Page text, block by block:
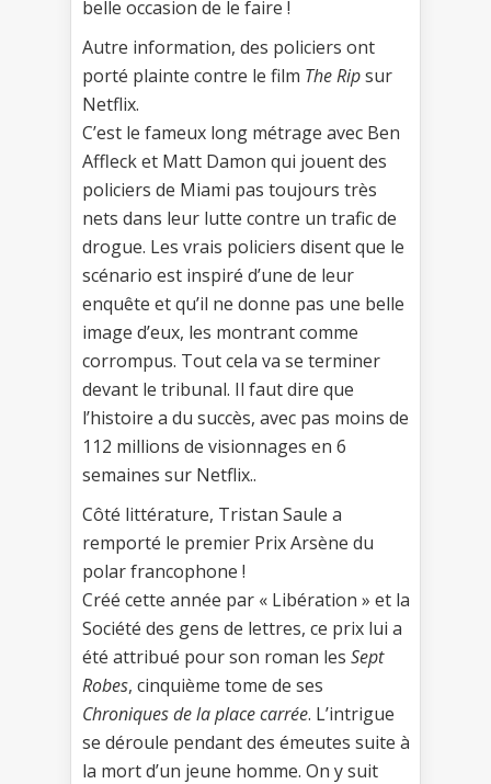
belle occasion de le faire !
Autre information, des policiers ont
porté plainte contre le film The Ripsur
Netflix.
C’est le fameux long métrage avec Ben
Affleck et Matt Damon qui jouent des
policiers de Miami pas toujours très
nets dans leur lutte contre un trafic de
drogue. Les vrais policiers disent que le
scénario est inspiré d’une de leur
enquête et qu’il ne donne pas une belle
image d’eux, les montrant comme
corrompus. Tout cela va se terminer
devant le tribunal. Il faut dire que
l’histoire a du succès, avec pas moins de
112 millions de visionnages en 6
semaines sur Netflix..
Côté littérature, Tristan Saule a
remporté le premier Prix Arsène du
polar francophone !
Créé cette année par « Libération » et la
Société des gens de lettres, ce prix lui a
été attribué pour son roman les Sept
Robes, cinquième tome de ses
Chroniques de la place carrée. L’intrigue
se déroule pendant des émeutes suite à
la mort d’un jeune homme. On y suit